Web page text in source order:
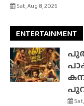
Sat, Aug 8, 2026
ENTERTAINMENT